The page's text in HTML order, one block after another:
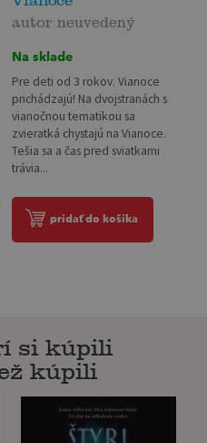
autor neuvedený
Na sklade
Pre deti od 3 rokov. Vianoce
prichádzajú! Na dvojstranách s
vianočnou tematikou sa
zvieratká chystajú na Vianoce.
Tešia sa a čas pred sviatkami
trávia...
pridať do košíka
si kúpili
kúpili